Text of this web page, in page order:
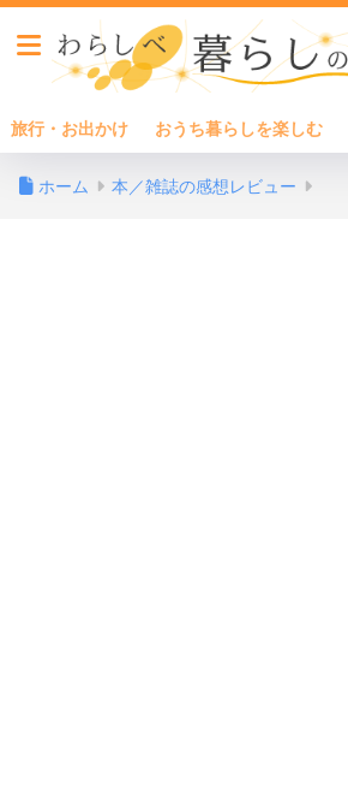
旅行・お出かけ おうち暮らしを楽しむ
ホーム 本／雑誌の感想レビュー